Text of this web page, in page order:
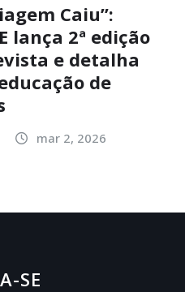
Caiu”:
lança 2ª edição
e detalha
de
mar 2, 2026
SE